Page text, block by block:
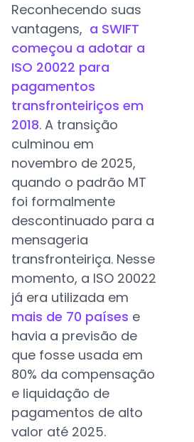
Reconhecendo suas
vantagens, a SWIFT
começou a adotar a
ISO 20022 para
pagamentos
transfronteiriços em
2018. A transição
culminou em
novembro de 2025,
quando o padrão MT
foi formalmente
descontinuado para a
mensageria
transfronteiriça. Nesse
momento, a ISO 20022
já era utilizada em
mais de 70 países e
havia a previsão de
que fosse usada em
80% da compensação
e liquidação de
pagamentos de alto
valor até 2025.